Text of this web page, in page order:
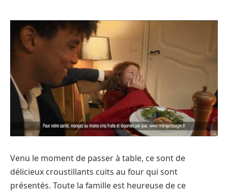
Venu le moment de passer à table, ce sont de
délicieux croustillants cuits au four qui sont
présentés. Toute la famille est heureuse de ce